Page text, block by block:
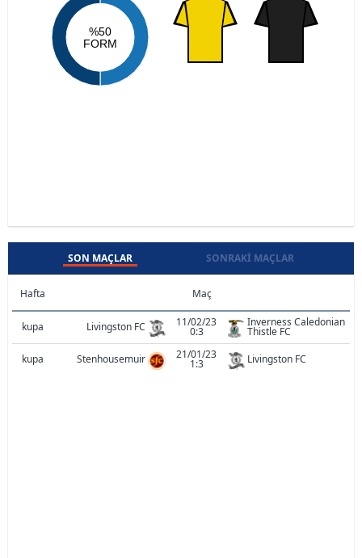
%50
FORM
SON MAÇLAR SONRAKI MAÇLAR
Hafta Maç
kupa Livingston FC 11/02/23
0:3
Inverness Caledonian
Thistle FC
kupa
Stenhousemuir 21/01/23
1:3 Livingston FC